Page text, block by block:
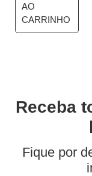
AO
CARRINHO
Receba
Fique por